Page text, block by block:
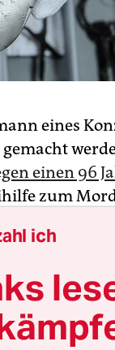
eines
einen 96
zum
die Anklage
ich